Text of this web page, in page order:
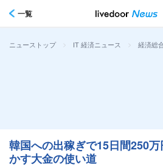
一覧
ニューストップ > IT 経済ニュース > 経済総
韓国への出稼ぎで15日間250
かす大金の使い道